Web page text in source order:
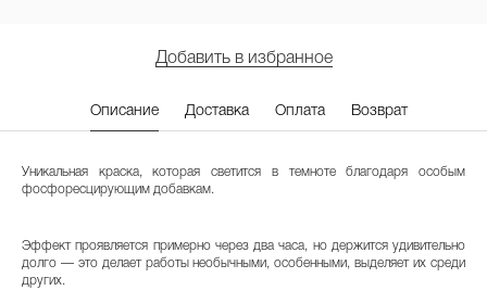
Добавить в избранное
Описание Доставка Оплата Возврат
Уникальная краска, которая светится в темноте благодаря особым
фосфоресцирующим добавкам.
Эффект проявляется примерно через два часа, но держится удивительно
долго — это делает работы необычными, особенными, выделяет их среди
других.